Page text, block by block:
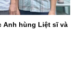
Anh hùng Liệt sĩ và